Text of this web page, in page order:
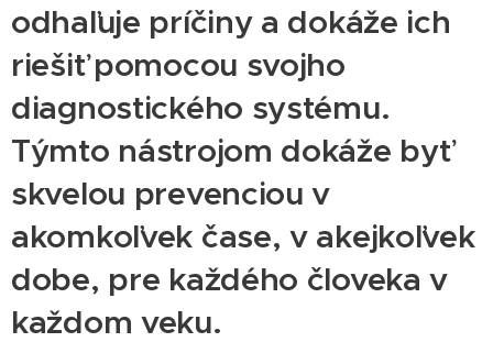
odhaľuje príčiny a dokáže ich
riešiť pomocou svojho
diagnostického systému.
Týmto nástrojom dokáže byť
skvelou prevenciou v
akomkoľvek čase, v akejkoľvek
dobe, pre každého človeka v
každom veku.